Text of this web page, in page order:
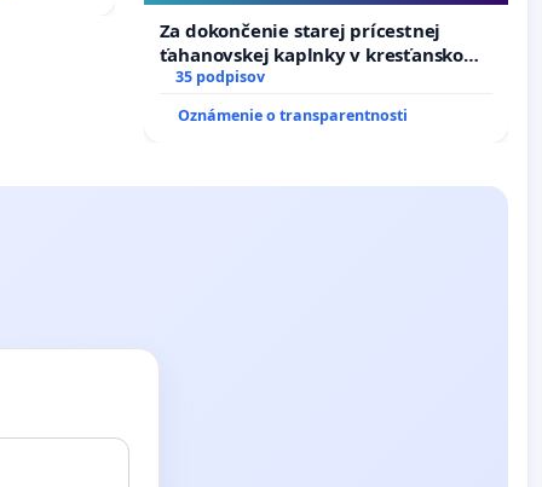
Za dokončenie starej prícestnej
ťahanovskej kaplnky v kresťanskom
duchu.
35 podpisov
Oznámenie o transparentnosti